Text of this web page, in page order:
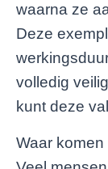
waarna ze
Deze
volledig
kunt deze
Waar